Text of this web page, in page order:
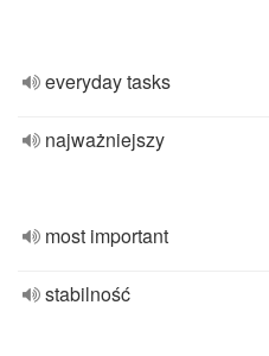
everyday tasks
najważniejszy
most important
stabilność